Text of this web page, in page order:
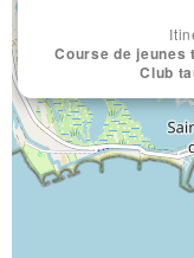
Course de jeunes
Club